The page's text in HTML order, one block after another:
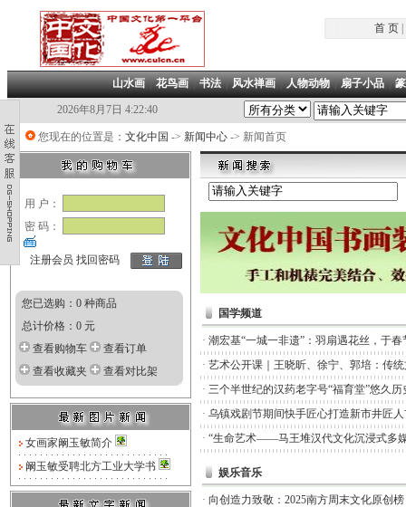
首 页|
山水画|花鸟画|书法|风水禅画|人物动物|扇子小品|
2026年8月7日 4:22:40
您现在的位置是： 文化中国 -> 新闻中心 -> 新闻首页
用 户：
密 码：
注册会员 找回密码
您已选购：0 种商品
总计价格：0 元
查看购物车
查看订单
查看收藏夹
查看对比架
女画家阚玉敏简介
阚玉敏受聘北方工业大学书
国学频道
· 潮宏基“一城一非遗”：羽扇遇花丝，于
· 艺术公开课｜王晓昕、徐宁、郭培：传
· 三个半世纪的汉药老字号“福育堂”悠久历
· 乌镇戏剧节期间快手匠心打造新市井匠
· “生命艺术——马王堆汉代文化沉浸式多
娱乐音乐
· 向创造力致敬：2025南方周末文化原创